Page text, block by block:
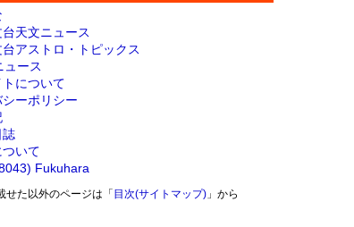
天文ニュース
アストロ・トピックス
ュース
トについて
ーポリシー
誌
いて
Fukuhara
せた以外のページは「 目次(サイトマップ)」から